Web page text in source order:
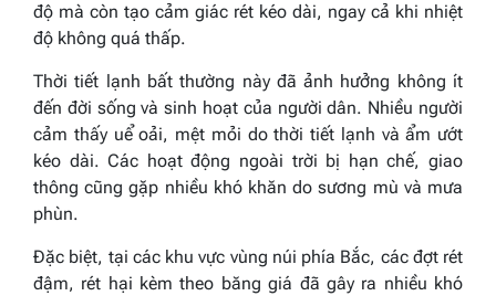
độ mà còn tạo cảm giác rét kéo dài, ngay cả khi nhiệt
độ không quá thấp.
Thời tiết lạnh bất thường này đã ảnh hưởng không ít
đến đời sống và sinh hoạt của người dân. Nhiều người
cảm thấy uể oải, mệt mỏi do thời tiết lạnh và ẩm ướt
kéo dài. Các hoạt động ngoài trời bị hạn chế, giao
thông cũng gặp nhiều khó khăn do sương mù và mưa
phùn.
Đặc biệt, tại các khu vực vùng núi phía Bắc, các đợt rét
đậm, rét hại kèm theo băng giá đã gây ra nhiều khó